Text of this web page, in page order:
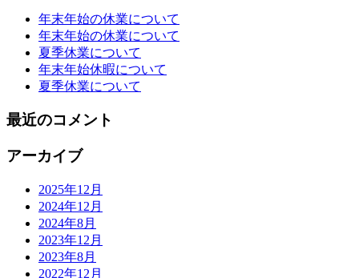
年末年始の休業について
年末年始の休業について
夏季休業について
年末年始休暇について
夏季休業について
最近のコメント
アーカイブ
2025年12月
2024年12月
2024年8月
2023年12月
2023年8月
2022年12月